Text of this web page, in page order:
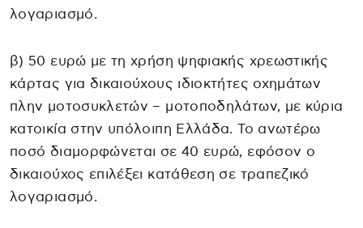
λογαριασμό.
β) 50 ευρώ με τη χρήση ψηφιακής χρεωστικής
κάρτας για δικαιούχους ιδιοκτήτες οχημάτων
πλην μοτοσυκλετών – μοτοποδηλάτων, με κύρια
κατοικία στην υπόλοιπη Ελλάδα. Το ανωτέρω
ποσό διαμορφώνεται σε 40 ευρώ, εφόσον ο
δικαιούχος επιλέξει κατάθεση σε τραπεζικό
λογαριασμό.